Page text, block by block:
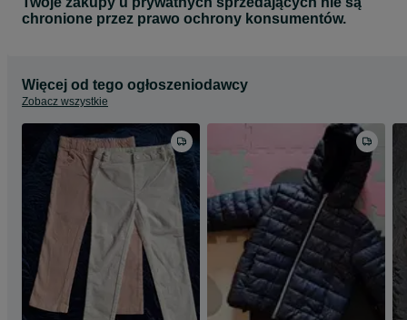
chronione przez prawo ochrony konsumentów.
Więcej od tego ogłoszeniodawcy
Zobacz wszystkie